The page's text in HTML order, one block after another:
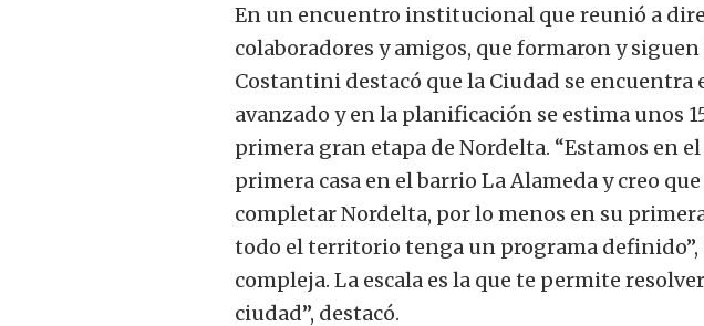
En un encuentro institucional que reunió a
colaboradores y amigos, que formaron y
Costantini destacó que la Ciudad se
avanzado y en la planificación se estima unos
primera gran etapa de Nordelta. “Estamos en
primera casa en el barrio La Alameda y creo
completar Nordelta, por lo menos en su
todo el territorio tenga un programa definido”,
compleja. La escala es la que te permite
ciudad”, destacó.